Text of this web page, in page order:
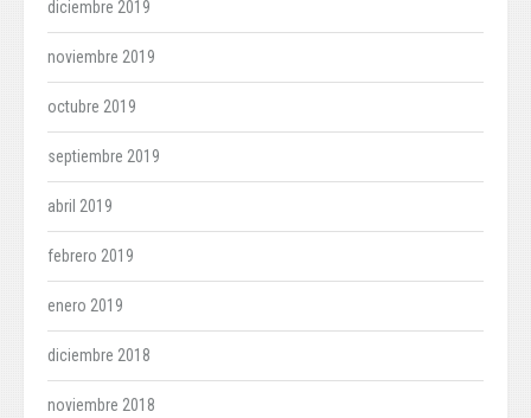
diciembre 2019
noviembre 2019
octubre 2019
septiembre 2019
abril 2019
febrero 2019
enero 2019
diciembre 2018
noviembre 2018